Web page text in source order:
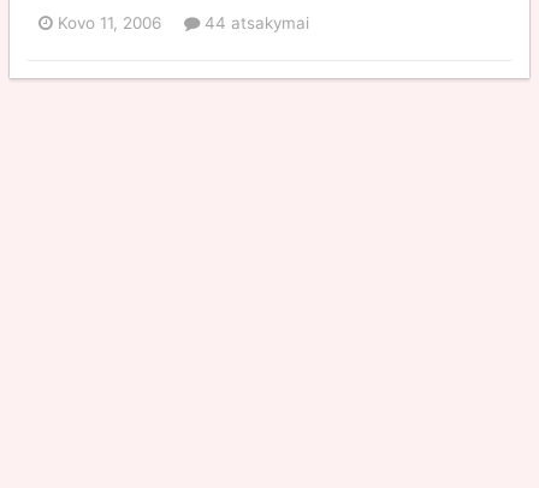
Kovo 11, 2006 44 atsakymai